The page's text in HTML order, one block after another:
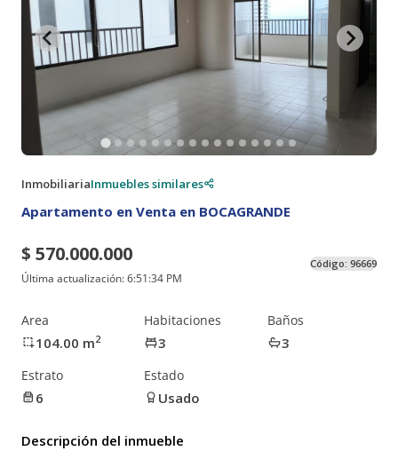
InmobiliariaInmuebles similares
Apartamento en Venta en BOCAGRANDE
$ 570.000.000
Última actualización:6:51:34 PM
Código: 96669
Area
104.00 m2
Habitaciones
3
Baños
3
Estrato
6
Estado
Usado
Descripción del inmueble